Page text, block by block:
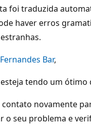
foi traduzida
haver erros
Bar,
tendo um ótimo
novamente
o seu problema e